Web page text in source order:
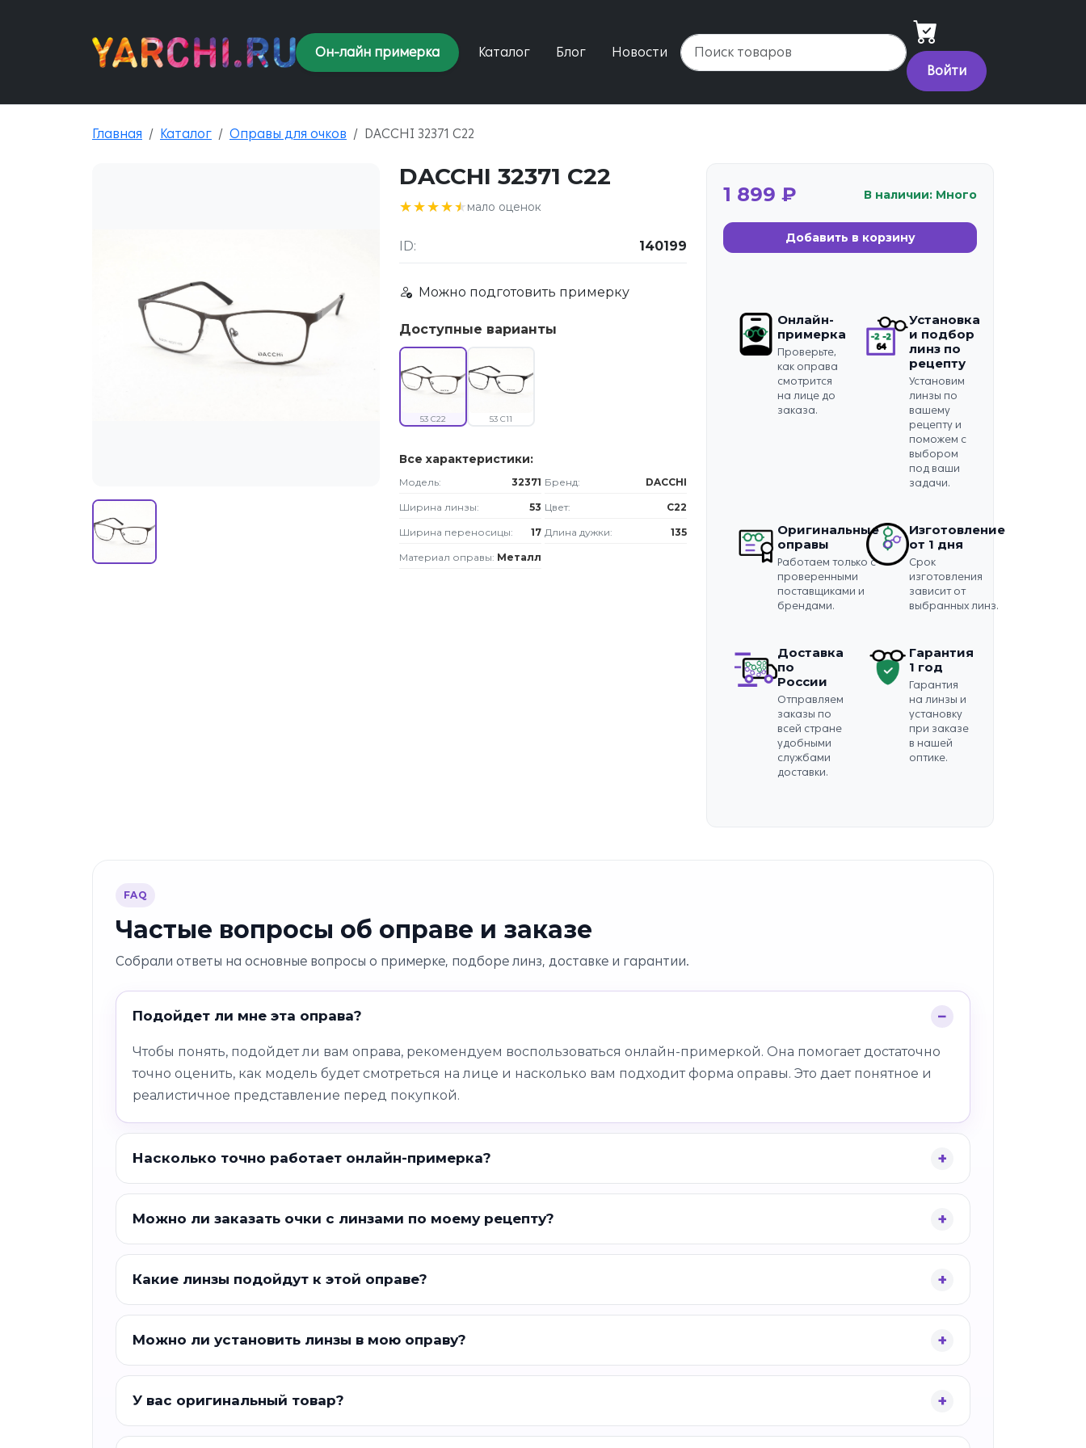
Он-лайн примерка Каталог Блог
Новости
Войти
Главная Каталог Оправы для очков DACCHI 32371 C22
DACCHI 32371 C22
★★★★★
★★★★★мало оценок
ID: 140199
Можно подготовить примерку
Доступные варианты
53 C22 53 C11
Все характеристики:
Модель: 32371 Бренд: DACCHI
Ширина линзы: 53 Цвет: C22
Ширина переносицы: 17 Длина дужки: 135
Материал оправы: Металл
1 899 ₽ В наличии: Много
Добавить в корзину
Онлайн-
примерка
Проверьте,
как оправа
смотрится
на лице до
заказа.
Установка
и подбор
линз по
рецепту
Установим
линзы по
вашему
рецепту и
поможем с
выбором
под ваши
задачи.
Оригинальные
оправы
Работаем только с
проверенными
поставщиками и
брендами.
Изготовление
от 1 дня
Срок
изготовления
зависит от
выбранных линз.
Доставка
по
России
Отправляем
заказы по
всей стране
удобными
службами
доставки.
Гарантия
1 год
Гарантия
на линзы и
установку
при заказе
в нашей
оптике.
FAQ
Частые вопросы об оправе и заказе
Собрали ответы на основные вопросы о примерке, подборе линз, доставке и гарантии.
Подойдет ли мне эта оправа?
Чтобы понять, подойдет ли вам оправа, рекомендуем воспользоваться онлайн-примеркой. Она помогает достаточно
точно оценить, как модель будет смотреться на лице и насколько вам подходит форма оправы. Это дает понятное и
реалистичное представление перед покупкой.
Насколько точно работает онлайн-примерка?
Можно ли заказать очки с линзами по моему рецепту?
Какие линзы подойдут к этой оправе?
Можно ли установить линзы в мою оправу?
У вас оригинальный товар?